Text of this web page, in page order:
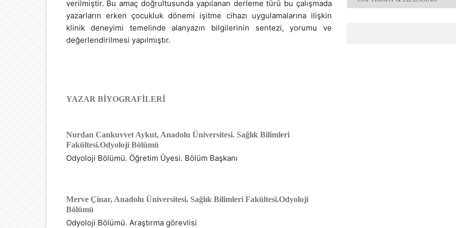
verilmiştir. Bu amaç doğrultusunda yapılanan derleme türü bu çalışmada
yazarların erken çocukluk dönemi işitme cihazı uygulamalarına ilişkin
klinik deneyimi temelinde alanyazın bilgilerinin sentezi, yorumu ve
değerlendirilmesi yapılmıştır.
YAZAR BIYOGRAFILERI
Nurdan Cankuvvet Aykut, Anadolu Üniversitesi. Sağlık Bilimleri
Fakültesi.Odyoloji Bölümü
Odyoloji Bölümü. Öğretim Üyesi. Bölüm Başkanı
Merve Çinar, Anadolu Üniversitesi. Sağlık Bilimleri Fakültesi.Odyoloji
Bölümü
Odyoloji Bölümü. Araştırma görevlisi